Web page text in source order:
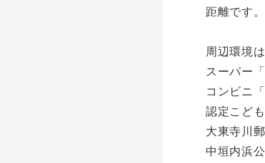
距離です。
周辺環境は
スーパー
コンビニ
認定こど
大東寺川
中垣内浜